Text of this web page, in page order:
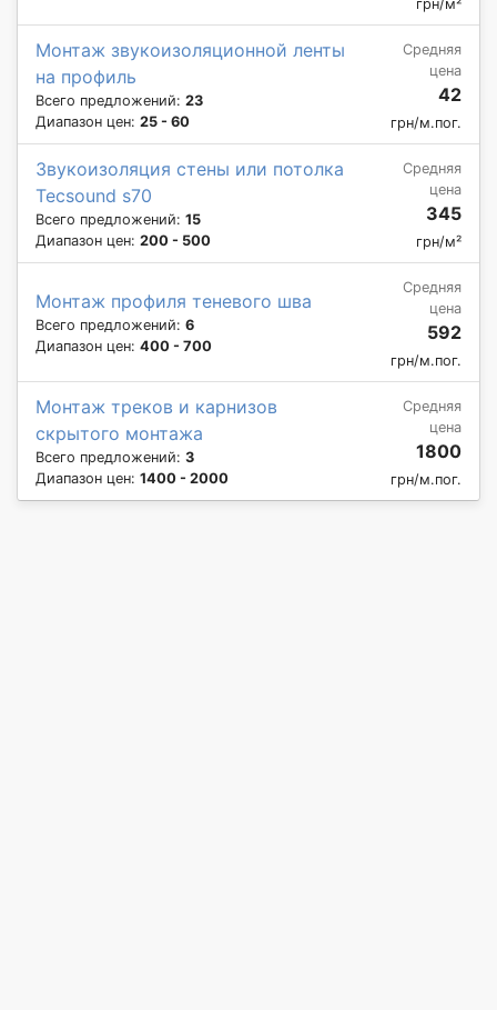
грн/м²
Монтаж звукоизоляционной ленты
на профиль
Всего предложений: 23
Диапазон цен: 25 - 60
Средняя
цена
42
грн/м.пог.
Звукоизоляция стены или потолка
Tecsound s70
Всего предложений: 15
Диапазон цен: 200 - 500
Средняя
цена
345
грн/м²
Монтаж профиля теневого шва
Всего предложений: 6
Диапазон цен: 400 - 700
Средняя
цена
592
грн/м.пог.
Монтаж треков и карнизов
скрытого монтажа
Всего предложений: 3
Диапазон цен: 1400 - 2000
Средняя
цена
1800
грн/м.пог.